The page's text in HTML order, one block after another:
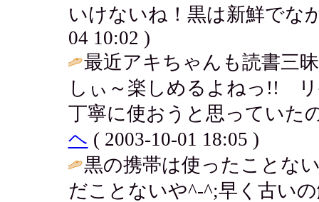
いけないね！黒は新鮮でな
04 10:02 )
最近アキちゃんも読書三
しぃ～楽しめるよねっ!!
丁寧に使おうと思っていた
ヘ ( 2003-10-01 18:05 )
黒の携帯は使ったことな
だことないや^-^;早く古い